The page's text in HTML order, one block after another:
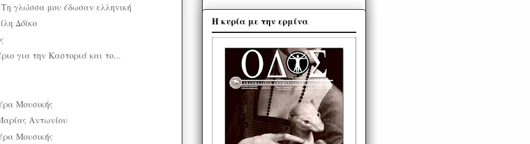
γλώσσα μου έδωσαν ελληνική
Δόϊκο
για την Καστοριά και το...
Μουσικής
Αντωνίου
Μουσικής
Η κυρία με την ερμίνα